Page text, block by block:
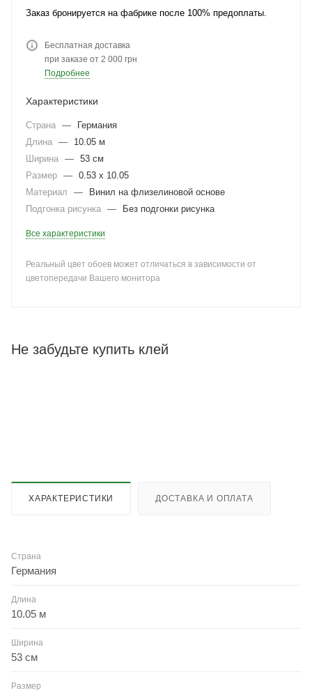
Заказ бронируется на фабрике после 100% предоплаты.
Бесплатная доставка
при заказе от 2 000 грн
Подробнее
Характеристики
Страна —
Германия
Длина —
10.05 м
Ширина — 53 см
Размер — 0.53 x 10.05
Материал
—
Винил на флизелиновой основе
Подгонка рисунка — Без подгонки рисунка
Все характеристики
Реальный цвет обоев может отличаться в зависимости от
цветопередачи Вашего монитора
Не забудьте купить клей
ХАРАКТЕРИСТИКИ ДОСТАВКА И ОПЛАТА
Страна
Германия
Длина
10.05 м
Ширина
53 см
Размер